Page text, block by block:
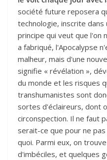
société future reposera
technologie, inscrite dans
principe qui veut que l'on
a fabriqué, l'Apocalypse
malheur, mais d'une
signifie « révélation »,
du monde et les risques
transhumanistes sont
sortes d'éclaireurs, dont
circonspection. Il ne faut
serait-ce que pour ne
quoi. Parmi eux, on
d'imbéciles, et quelques